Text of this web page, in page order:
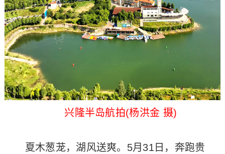
兴隆半岛航拍(杨洪金 摄)
夏木葱茏，湖风送爽。5月31日，奔跑贵